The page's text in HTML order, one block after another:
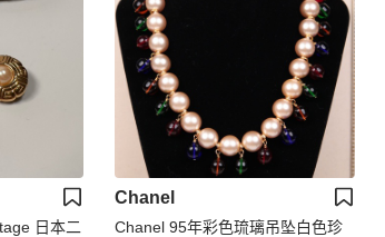
日本二
Chanel
Chanel 95年彩色琉璃吊坠白色珍